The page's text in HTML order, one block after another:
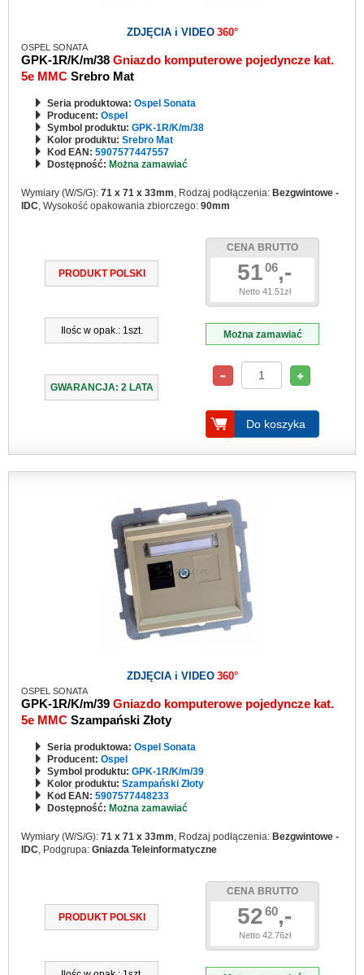
ZDJĘCIA i VIDEO 360°
OSPEL SONATA
GPK-1R/K/m/38 Gniazdo komputerowe pojedyncze kat.
5e MMC Srebro Mat
Seria produktowa: Ospel Sonata
Producent: Ospel
Symbol produktu: GPK-1R/K/m/38
Kolor produktu: Srebro Mat
Kod EAN: 5907577447557
Dostępność: Można zamawiać
Wymiary (W/S/G): 71 x 71 x 33mm, Rodzaj podłączenia: Bezgwintowe -
IDC, Wysokość opakowania zbiorczego: 90mm
PRODUKT POLSKI
Ilośc w opak.: 1szt.
GWARANCJA: 2 LATA
CENA BRUTTO
5106,-
Netto 41.51zł
Można zamawiać
Do koszyka
ZDJĘCIA i VIDEO 360°
OSPEL SONATA
GPK-1R/K/m/39 Gniazdo komputerowe pojedyncze kat.
5e MMC Szampański Złoty
Seria produktowa: Ospel Sonata
Producent: Ospel
Symbol produktu: GPK-1R/K/m/39
Kolor produktu: Szampański Złoty
Kod EAN: 5907577448233
Dostępność: Można zamawiać
Wymiary (W/S/G): 71 x 71 x 33mm, Rodzaj podłączenia: Bezgwintowe -
IDC, Podgrupa: Gniazda Teleinformatyczne
PRODUKT POLSKI
CENA BRUTTO
5260,-
Netto 42.76zł